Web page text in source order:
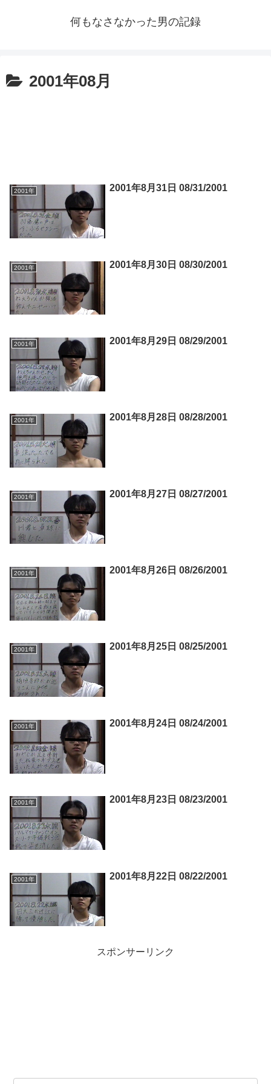
何もなさなかった男の記録
2001年08月
2001年 2001年8月31日 08/31/2001
2001年 2001年8月30日 08/30/2001
2001年 2001年8月29日 08/29/2001
2001年 2001年8月28日 08/28/2001
2001年 2001年8月27日 08/27/2001
2001年 2001年8月26日 08/26/2001
2001年 2001年8月25日 08/25/2001
2001年 2001年8月24日 08/24/2001
2001年 2001年8月23日 08/23/2001
2001年 2001年8月22日 08/22/2001
スポンサーリンク